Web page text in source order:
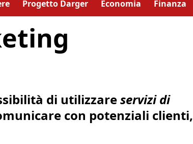
Progetto Darger Economia Finanza
di utilizzareservizi di
con potenziali clienti,